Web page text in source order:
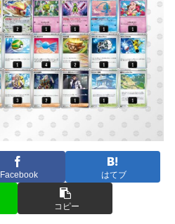
Facebook はてブ
コピー